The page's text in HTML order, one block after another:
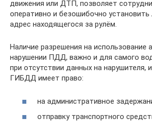
движения или ДТП, позволяет
оперативно и безошибочно установить
адрес находящегося за рулём.
Наличие разрешения на использование
нарушении ПДД, важно и для самого
при отсутствии данных на нарушителя,
ГИБДД имеет право:
на административное
отправку транспортного